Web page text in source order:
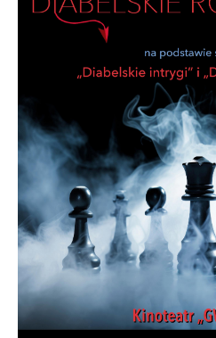
stronach podmiotów trzecich
partnerami oraz innych
w charakterze pośredników
postaci wiadomości, ofert,
społecznościowych.